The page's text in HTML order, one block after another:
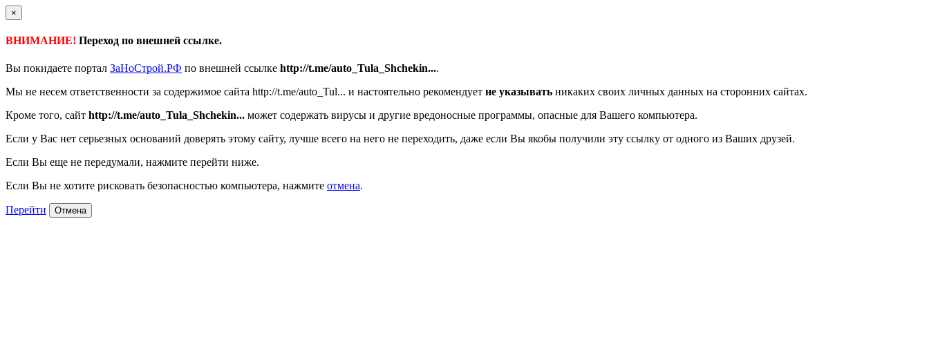
×
ВНИМАНИЕ! Переход по внешней ссылке.
Вы покидаете портал ЗаНоСтрой.РФ по внешней ссылке http://t.me/auto_Tula_Shchekin....
Мы не несем ответственности за содержимое сайта http://t.me/auto_Tul... и настоятельно рекомендует не указывать никаких своих личных данных на сторонних сайтах.
Кроме того, сайт http://t.me/auto_Tula_Shchekin... может содержать вирусы и другие вредоносные программы, опасные для Вашего компьютера.
Если у Вас нет серьезных оснований доверять этому сайту, лучше всего на него не переходить, даже если Вы якобы получили эту ссылку от одного из Ваших друзей.
Если Вы еще не передумали, нажмите перейти ниже.
Если Вы не хотите рисковать безопасностью компьютера, нажмите отмена.
Перейти Отмена